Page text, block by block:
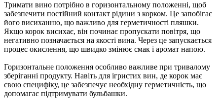
Тримати вино потрібно в горизонтальному положенні, щоб
забезпечити постійний контакт рідини з корком. Це запобігає
його висиханню, що важливо для герметичності пляшки.
Якщо корок висихає, він починає пропускати повітря, що
негативно позначається на якості вина. Через це запускається
процес окислення, що швидко змінює смак і аромат напою.
Горизонтальне положення особливо важливе при тривалому
зберіганні продукту. Навіть для ігристих вин, де корок має
свою специфіку, це забезпечує необхідну герметичність, що
допомагає підтримувати бульбашки.